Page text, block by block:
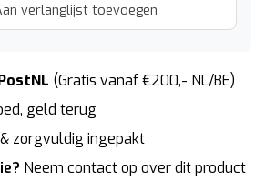
verlanglijst toevoegen
(Gratis vanaf €200,- NL/BE)
geld terug
zorgvuldig ingepakt
Neem contact op over dit product